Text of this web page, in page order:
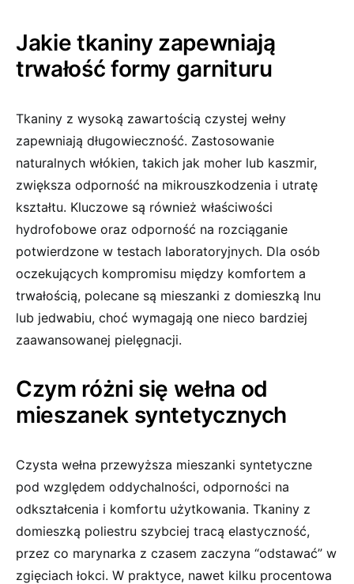
Jakie tkaniny zapewniają
trwałość formy garnituru
Tkaniny z wysoką zawartością czystej wełny
zapewniają długowieczność. Zastosowanie
naturalnych włókien, takich jak moher lub kaszmir,
zwiększa odporność na mikrouszkodzenia i utratę
kształtu. Kluczowe są również właściwości
hydrofobowe oraz odporność na rozciąganie
potwierdzone w testach laboratoryjnych. Dla osób
oczekujących kompromisu między komfortem a
trwałością, polecane są mieszanki z domieszką lnu
lub jedwabiu, choć wymagają one nieco bardziej
zaawansowanej pielęgnacji.
Czym różni się wełna od
mieszanek syntetycznych
Czysta wełna przewyższa mieszanki syntetyczne
pod względem oddychalności, odporności na
odkształcenia i komfortu użytkowania. Tkaniny z
domieszką poliestru szybciej tracą elastyczność,
przez co marynarka z czasem zaczyna “odstawać” w
zgięciach łokci. W praktyce, nawet kilku procentowa